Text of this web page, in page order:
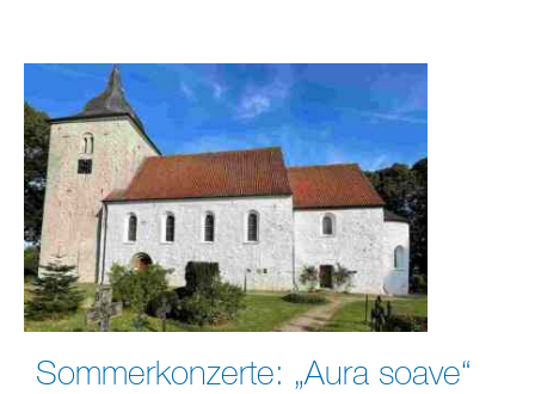
Sommerkonzerte: „Aura soave“